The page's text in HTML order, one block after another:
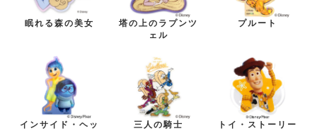
眠れる森の美女
塔の上のラプンツ
ェル
プルート
インサイド・ヘッ
三人の騎士 トイ・ストーリー